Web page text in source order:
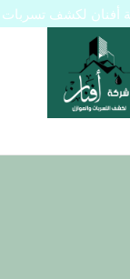
لكشف تسربات المياه